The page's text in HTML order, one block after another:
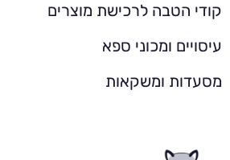
קודי הטבה לרכישת מוצרים
עיסויים ומכוני ספא
מסעדות ומשקאות